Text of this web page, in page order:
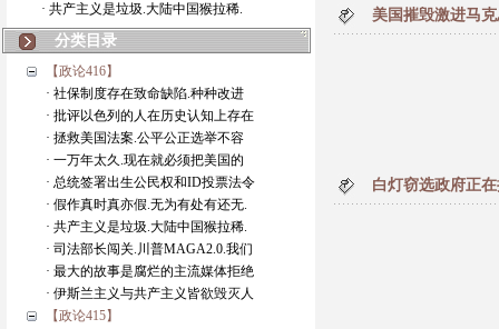
· 共产主义是垃圾.大陆中国猴拉稀.
分类目录
【政论416】
· 社保制度存在致命缺陷.种种改进
· 批评以色列的人在历史认知上存在
· 拯救美国法案.公平公正选举不容
· 一万年太久.现在就必须把美国的
· 总统签署出生公民权和ID投票法令
· 假作真时真亦假.无为有处有还无.
· 共产主义是垃圾.大陆中国猴拉稀.
· 司法部长闯关.川普MAGA2.0.我们
· 最大的故事是腐烂的主流媒体拒绝
· 伊斯兰主义与共产主义皆欲毁灭人
【政论415】
美国摧毁激进马
白灯窃选政府正